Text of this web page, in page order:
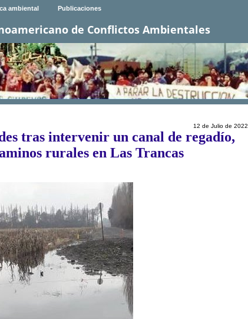
ambiental Publicaciones
de Conflictos Ambientales
12 de Julio de 2022
tras intervenir un canal de regadío,
rurales en Las Trancas